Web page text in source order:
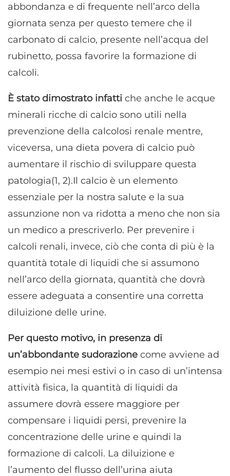
abbondanza e di frequente nell’arco della
giornata senza per questo temere che il
carbonato di calcio, presente nell’acqua del
rubinetto, possa favorire la formazione di
calcoli.
È stato dimostrato infatti che anche le acque
minerali ricche di calcio sono utili nella
prevenzione della calcolosi renale mentre,
viceversa, una dieta povera di calcio può
aumentare il rischio di sviluppare questa
patologia(1, 2).Il calcio è un elemento
essenziale per la nostra salute e la sua
assunzione non va ridotta a meno che non sia
un medico a prescriverlo. Per prevenire i
calcoli renali, invece, ciò che conta di più è la
quantità totale di liquidi che si assumono
nell’arco della giornata, quantità che dovrà
essere adeguata a consentire una corretta
diluizione delle urine.
Per questo motivo, in presenza di
un’abbondante sudorazione come avviene ad
esempio nei mesi estivi o in caso di un’intensa
attività fisica, la quantità di liquidi da
assumere dovrà essere maggiore per
compensare i liquidi persi, prevenire la
concentrazione delle urine e quindi la
formazione di calcoli. La diluizione e
l’aumento del flusso dell’urina aiuta